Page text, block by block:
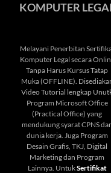
KOMPUTER
Melayani Penerbitan
Komputer Legal secara
Tanpa Harus Kursus Tatap
Muka (OFFLINE).
Video Tutorial lengkap
Program Microsoft Office
(Practical Office) yang
mendukung syarat CPNS
dunia kerja. Juga Program
Desain Grafis, TKJ, Digital
Marketing dan Program
Lainnya. UntukSertifikat